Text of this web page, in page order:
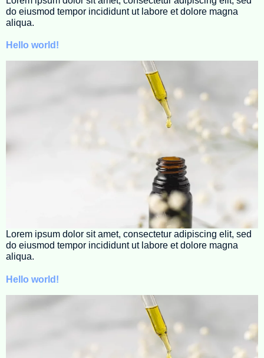
do eiusmod tempor incididunt ut labore et dolore magna
aliqua.
Hello world!
Lorem ipsum dolor sit amet, consectetur adipiscing elit, sed
do eiusmod tempor incididunt ut labore et dolore magna
aliqua.
Hello world!